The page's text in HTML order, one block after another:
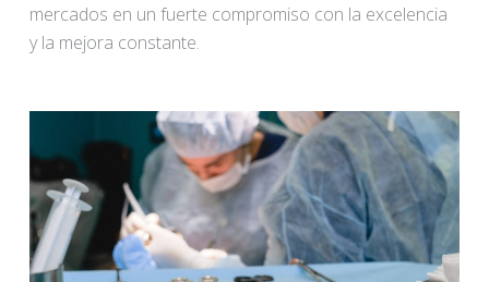
mercados en un fuerte compromiso con la excelencia
y la mejora constante.